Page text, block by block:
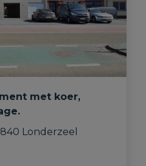
met koer,
Londerzeel